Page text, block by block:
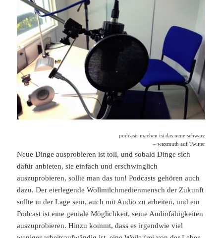
podcasts machen ist das neue schwarz
– waxmuth auf Twitter
Neue Dinge ausprobieren ist toll, und sobald Dinge sich
dafür anbieten, sie einfach und erschwinglich
auszuprobieren, sollte man das tun! Podcasts gehören auch
dazu. Der eierlegende Wollmilchmedienmensch der Zukunft
sollte in der Lage sein, auch mit Audio zu arbeiten, und ein
Podcast ist eine geniale Möglichkeit, seine Audiofähigkeiten
auszuprobieren. Hinzu kommt, dass es irgendwie viel